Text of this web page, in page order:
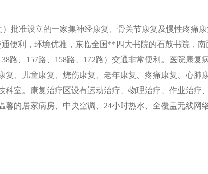
批准设立的一家集神经康复、骨关节康复及慢性疼痛
便利，环境优雅，东临全国**四大书院的石鼓书院，
路、157路、158路、172路）交通非常便利。医院康
、儿童康复、烧伤康复、老年康复、疼痛康复、心
室。康复治疗区设有运动治疗、物理治疗、作业治
的居家病房、中央空调、24小时热水、全覆盖无线